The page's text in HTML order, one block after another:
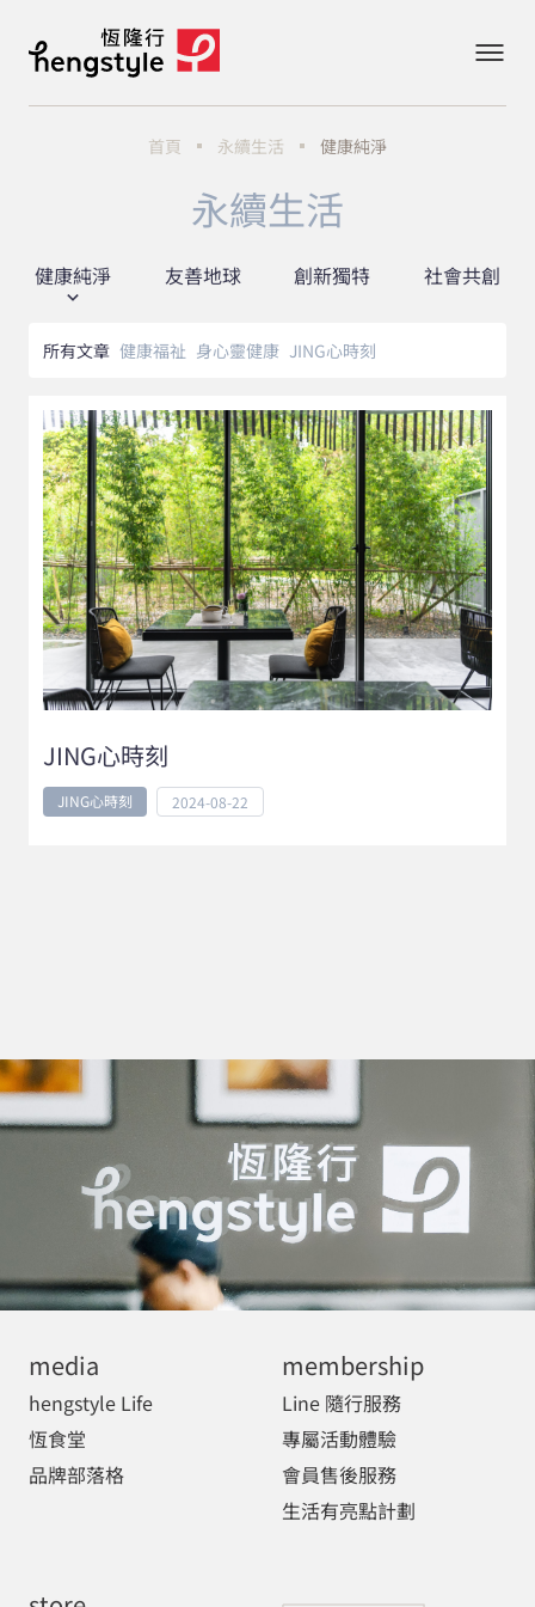
首頁 永續生活 健康純淨
永續生活
健康純淨
所有文章 健康福祉 身心靈健康 JING心時刻
友善地球 創新獨特 社會共創
JING心時刻
JING心時刻 2024-08-22
media
hengstyle Life
恆食堂
品牌部落格
membership
Line 隨行服務
專屬活動體驗
會員售後服務
生活有亮點計劃